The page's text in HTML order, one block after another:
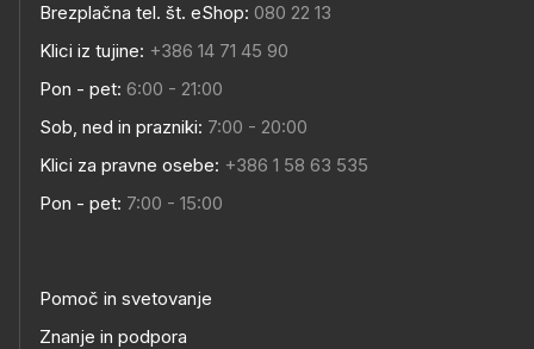
Brezplačna tel. št. eShop: 080 22 13
Klici iz tujine: +386 14 71 45 90
Pon - pet: 6:00 - 21:00
Sob, ned in prazniki: 7:00 - 20:00
Klici za pravne osebe: +386 1 58 63 535
Pon - pet: 7:00 - 15:00
Pomoč in svetovanje
Znanje in podpora